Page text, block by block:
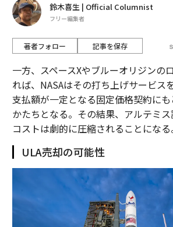
鈴木喜生 | Official Columnist
フリー編集者
著者フォロー 記事を保存
一方、スペースXやブルーオリジンの
れば、NASAはその打ち上げサービス
支払額が一定となる固定価格契約に
かたちとなる。その結果、アルテミ
コストは劇的に圧縮されることになる
ULA売却の可能性